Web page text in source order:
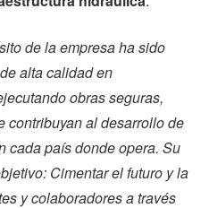
de la empresa ha sido
alta calidad en
obras seguras,
contribuyan al desarrollo de
cada país donde opera. Su
Cimentar el futuro y la
y colaboradores a través